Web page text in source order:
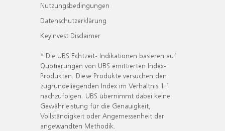
Nutzungsbedingungen
Datenschutzerklärung
KeyInvest Disclaimer
* Die UBS Echtzeit- Indikationen basieren auf
Quotierungen von UBS emittierten Index-
Produkten. Diese Produkte versuchen den
zugrundeliegenden Index im Verhältnis 1:1
nachzufolgen. UBS übernimmt dabei keine
Gewährleistung für die Genauigkeit,
Vollständigkeit oder Angemessenheit der
angewandten Methodik.